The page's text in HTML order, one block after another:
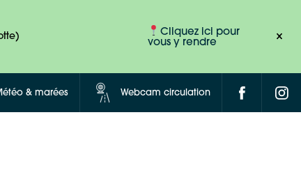
Cliquez ici pour
vous y rendre
& marées Webcam circulation